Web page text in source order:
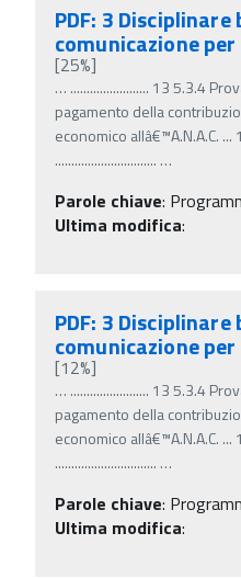
PDF: 3
comunicazione
[25%]
… ........................ 13 5.3.4
pagamento della
economico allâ€™A.N.A.C.
............................... …
Parole chiave:
Ultima modifica:
PDF: 3
comunicazione
[12%]
… ........................ 13 5.3.4
pagamento della
economico allâ€™A.N.A.C.
............................... …
Parole chiave:
Ultima modifica: